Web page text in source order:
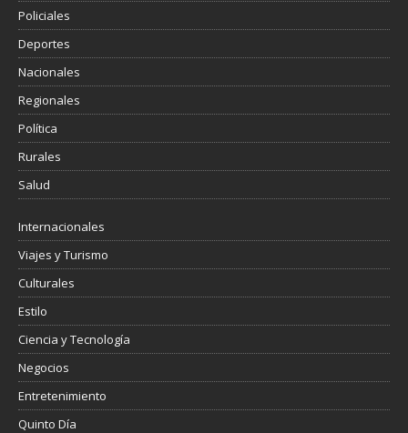
Policiales
Deportes
Nacionales
Regionales
Política
Rurales
Salud
Internacionales
Viajes y Turismo
Culturales
Estilo
Ciencia y Tecnología
Negocios
Entretenimiento
Quinto Día